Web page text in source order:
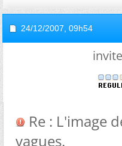
24/12/2007, 09h54
Re : L'image
vagues.